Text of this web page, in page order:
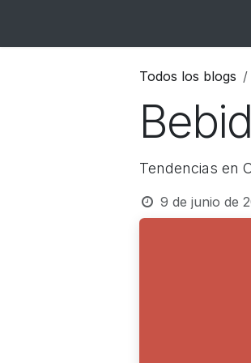
Todos los blogs
Tendencias en
9 de junio de